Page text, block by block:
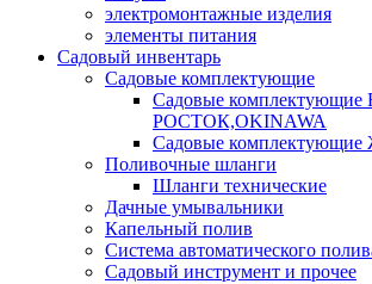
электромонтажные изделия
элементы питания
Садовый инвентарь
Садовые комплектующие
Садовые комплектующие
РОСТОК,OKINAWA
Садовые
Поливочные шланги
Шланги технические
Дачные умывальники
Капельный полив
Система автоматического
Садовый инструмент и прочее